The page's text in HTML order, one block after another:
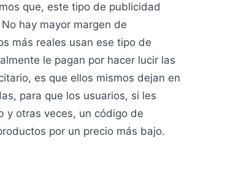
que, este tipo de publicidad
hay mayor margen de
más reales usan ese tipo de
le pagan por hacer lucir las
es que ellos mismos dejan en
para que los usuarios, si les
y otras veces, un código de
por un precio más bajo.